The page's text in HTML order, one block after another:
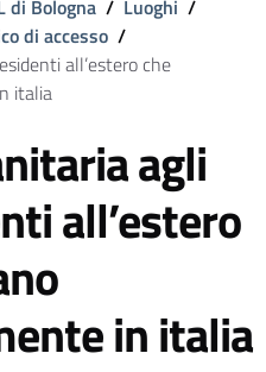
di Bologna / Luoghi /
di accesso /
all’estero che
italia
agli
all’estero
in italia